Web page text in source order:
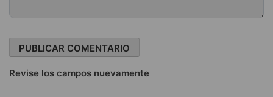
Revise los campos nuevamente